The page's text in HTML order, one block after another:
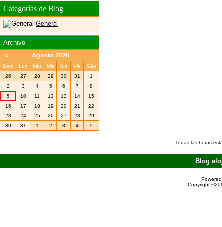
Categorías de Blog
General
Archivo
<
Agosto 2026
Dom Lun Mar Mie Jue Vie
Sáb
26
27 28 29 30 31
1
2
3 4 5 6 7
8
9
10 11 12 13 14
15
16
17 18 19 20 21
22
23
24 25 26 27 28
29
30
31 1 2 3 4 5
Todas las horas
Blog
Copyright